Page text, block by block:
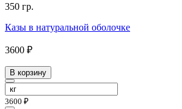
350 гр.
Казы в натуральной оболочке
3600 ₽
В корзину
3600 ₽